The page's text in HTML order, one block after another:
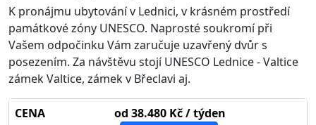
K pronájmu ubytování v Lednici, v krásném prostředí
památkové zóny UNESCO. Naprosté soukromí při
Vašem odpočinku Vám zaručuje uzavřený dvůr s
posezením. Za návštěvu stojí UNESCO Lednice - Valtice
zámek Valtice, zámek v Břeclavi aj.
CENA od 38.480 Kč / týden